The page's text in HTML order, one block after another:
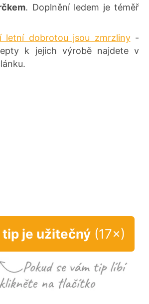
. Doplnění ledem je téměř
letní dobrotou jsou zmrzliny-
k jejich výrobě najdete v
tip je užitečný(17×)